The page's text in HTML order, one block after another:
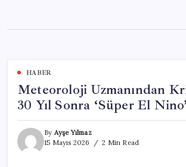
content
HABER
Meteoroloji Uzmanından
30 Yıl Sonra ‘Süper El
By Ayşe Yılmaz
15 Mayıs 2026
2 Min Read